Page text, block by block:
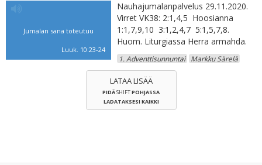
Jumalan sana toteutuu
Luuk. 10:23-24
Nauhajumalanpalvelus 29.11.2020.
Virret VK38: 2:1,4,5 Hoosianna
1:1,7,9,10 3:1,2,4,7 5:1,5,7,8.
Huom. Liturgiassa Herra armahda.
1. Adventtisunnuntai Markku Särelä
LATAA LISÄÄ
PIDÄSHIFTPOHJASSA
LADATAKSESI KAIKKI